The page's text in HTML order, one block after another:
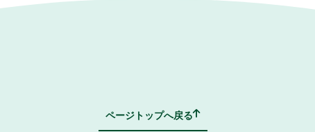
ページトップへ戻る